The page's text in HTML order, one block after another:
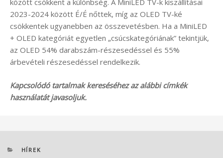
között csökkent a különbség. A MiniLED TV-k kiszállításai
2023-2024 között É/É nőttek, míg az OLED TV-ké
csökkentek ugyanebben az összevetésben. Ha a MiniLED
+ OLED kategóriát egyetlen „csúcskategóriának” tekintjük,
az OLED 54% darabszám-részesedéssel és 55%
árbevételi részesedéssel rendelkezik.
Kapcsolódó tartalmak kereséséhez az alábbi címkék
használatát javasoljuk.
KATEGÓRIÁK
HÍREK